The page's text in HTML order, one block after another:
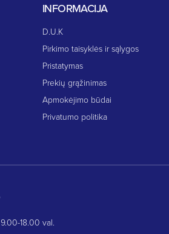
INFORMACIJA
D.U.K
Pirkimo taisyklės ir sąlygos
Pristatymas
Prekių grąžinimas
Apmokėjimo būdai
Privatumo politika
18.00 val.